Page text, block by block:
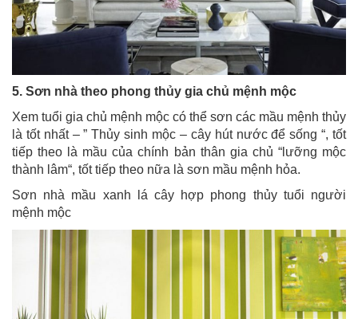
5. Sơn nhà theo phong thủy gia chủ mệnh mộc
Xem tuổi gia chủ mệnh mộc có thể sơn các mầu mệnh thủy
là tốt nhất – ” Thủy sinh mộc – cây hút nước để sống “, tốt
tiếp theo là mầu của chính bản thân gia chủ “lưỡng mộc
thành lâm“, tốt tiếp theo nữa là sơn mầu mệnh hỏa.
Sơn nhà mầu xanh lá cây hợp phong thủy tuổi người
mệnh mộc